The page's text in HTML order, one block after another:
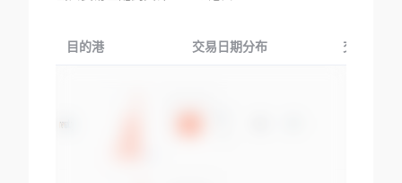
目的港 交易日期分布 交易产品